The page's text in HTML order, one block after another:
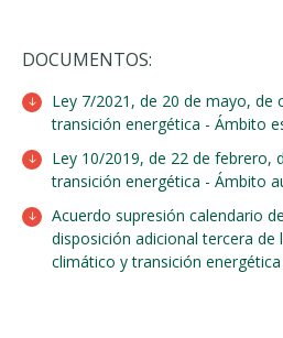
DOCUMENTOS:
Ley 7/2021, de 20 de mayo, de
transición energética - Ámbito
Ley 10/2019, de 22 de febrero,
transición energética - Ámbito
Acuerdo supresión calendario
disposición adicional tercera de
climático y transición energética